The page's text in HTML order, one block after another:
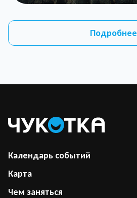
Подробнее
Календарь событий
Карта
Чем заняться